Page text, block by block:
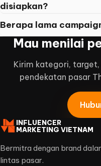
disiapkan?
Berapa lama
Mau menilai
Kirim kategori, target,
pendekatan pasar
INFLUENCER
MARKETING VIETNAM
Bermitra dengan brand
lintas pasar.